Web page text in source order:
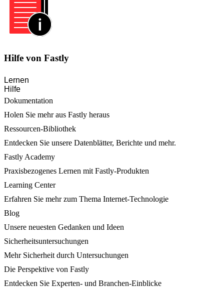
Hilfe von Fastly
Lernen
Hilfe
Dokumentation
Holen Sie mehr aus Fastly heraus
Ressourcen-Bibliothek
Entdecken Sie unsere Datenblätter, Berichte und mehr.
Fastly Academy
Praxisbezogenes Lernen mit Fastly-Produkten
Learning Center
Erfahren Sie mehr zum Thema Internet-Technologie
Blog
Unsere neuesten Gedanken und Ideen
Sicherheitsuntersuchungen
Mehr Sicherheit durch Untersuchungen
Die Perspektive von Fastly
Entdecken Sie Experten- und Branchen-Einblicke